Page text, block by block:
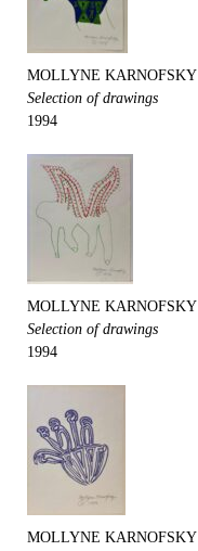
MOLLYNE KARNOFSKY
Selection of drawings
1994
MOLLYNE KARNOFSKY
Selection of drawings
1994
MOLLYNE KARNOFSKY